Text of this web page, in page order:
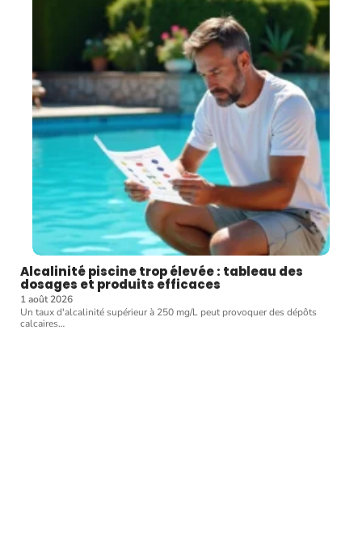
Alcalinité piscine trop élevée : tableau des
dosages et produits efficaces
1 août 2026
Un taux d'alcalinité supérieur à 250 mg/L peut provoquer des dépôts
calcaires…